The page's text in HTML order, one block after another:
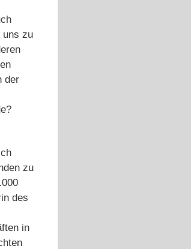
uns zu
der
zu
des
in